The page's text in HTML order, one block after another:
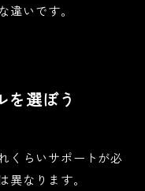
違いです。
を選ぼう
くらいサポートが必
なります。